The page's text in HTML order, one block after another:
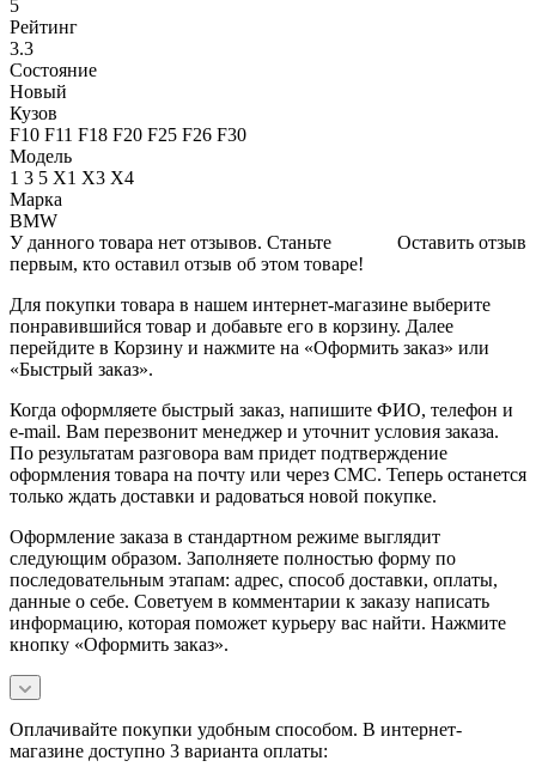
5
Рейтинг
3.3
Состояние
Новый
Кузов
F10 F11 F18 F20 F25 F26 F30
Модель
1 3 5 Х1 X3 Х4
Марка
BMW
Оставить отзыв
У данного товара нет отзывов. Станьте
первым, кто оставил отзыв об этом товаре!
Для покупки товара в нашем интернет-магазине выберите
понравившийся товар и добавьте его в корзину. Далее
перейдите в Корзину и нажмите на «Оформить заказ» или
«Быстрый заказ».
Когда оформляете быстрый заказ, напишите ФИО, телефон и
e-mail. Вам перезвонит менеджер и уточнит условия заказа.
По результатам разговора вам придет подтверждение
оформления товара на почту или через СМС. Теперь останется
только ждать доставки и радоваться новой покупке.
Оформление заказа в стандартном режиме выглядит
следующим образом. Заполняете полностью форму по
последовательным этапам: адрес, способ доставки, оплаты,
данные о себе. Советуем в комментарии к заказу написать
информацию, которая поможет курьеру вас найти. Нажмите
кнопку «Оформить заказ».
Оплачивайте покупки удобным способом. В интернет-
магазине доступно 3 варианта оплаты: